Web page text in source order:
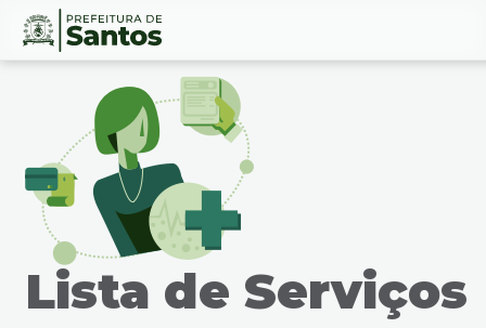
Ir
Conteúdo
Lista de Serviços